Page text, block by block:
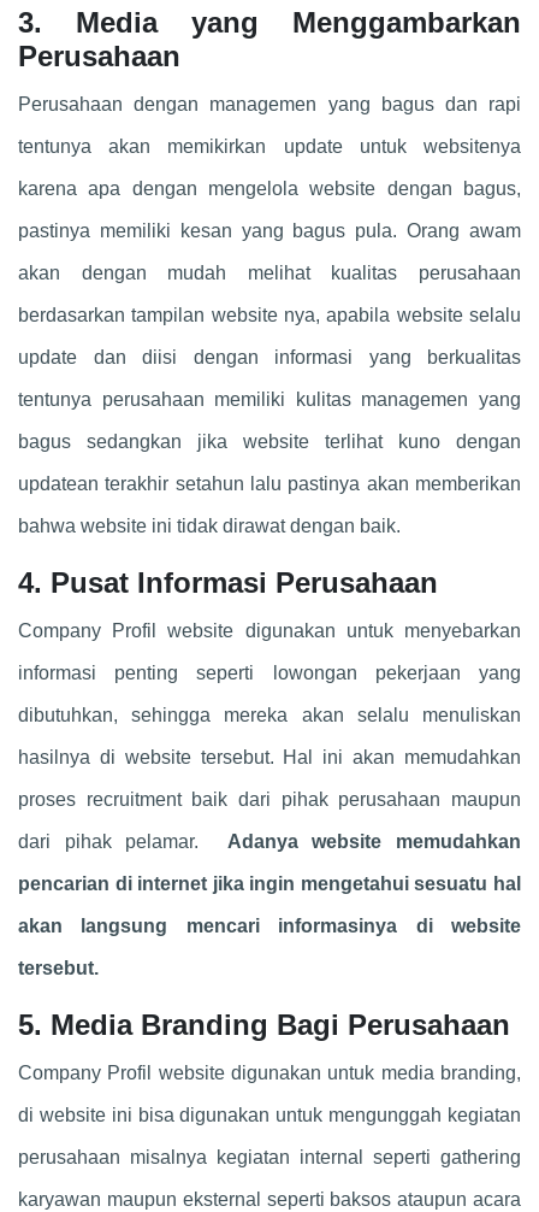
3. Media yang Menggambarkan
Perusahaan
Perusahaan dengan managemen yang bagus dan rapi
tentunya akan memikirkan update untuk websitenya
karena apa dengan mengelola website dengan bagus,
pastinya memiliki kesan yang bagus pula. Orang awam
akan dengan mudah melihat kualitas perusahaan
berdasarkan tampilan website nya, apabila website selalu
update dan diisi dengan informasi yang berkualitas
tentunya perusahaan memiliki kulitas managemen yang
bagus sedangkan jika website terlihat kuno dengan
updatean terakhir setahun lalu pastinya akan memberikan
bahwa website ini tidak dirawat dengan baik.
4. Pusat Informasi Perusahaan
Company Profil website digunakan untuk menyebarkan
informasi penting seperti lowongan pekerjaan yang
dibutuhkan, sehingga mereka akan selalu menuliskan
hasilnya di website tersebut. Hal ini akan memudahkan
proses recruitment baik dari pihak perusahaan maupun
dari pihak pelamar. Adanya website memudahkan
pencarian di internet jika ingin mengetahui sesuatu hal
akan langsung mencari informasinya di website
tersebut.
5. Media Branding Bagi Perusahaan
Company Profil website digunakan untuk media branding,
di website ini bisa digunakan untuk mengunggah kegiatan
perusahaan misalnya kegiatan internal seperti gathering
karyawan maupun eksternal seperti baksos ataupun acara